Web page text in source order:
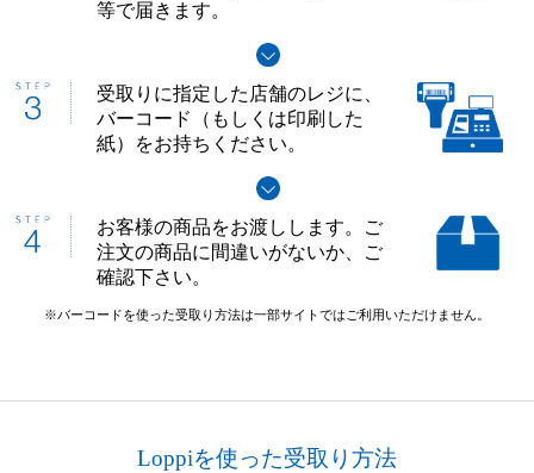
等で届きます。
受取りに指定した店舗のレジに、
バーコード（もしくは印刷した
紙）をお持ちください。
お客様の商品をお渡しします。ご
注文の商品に間違いがないか、ご
確認下さい。
※バーコードを使った受取り方法は一部サイトではご利用いただけません。
Loppiを使った受取り方法